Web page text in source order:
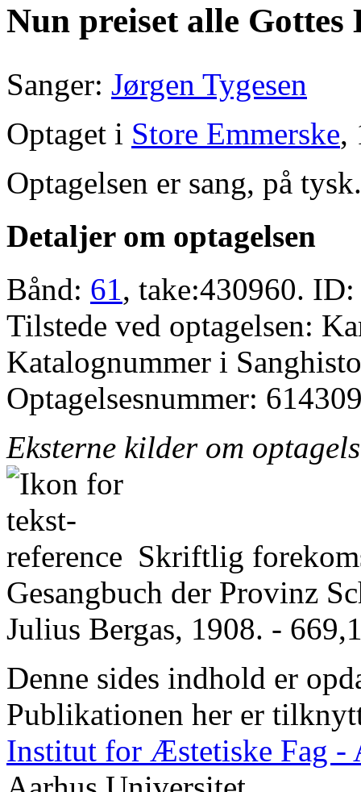
Nun preiset alle
Sanger: Jørgen Tygesen
Optaget i Store Emmerske,
Optagelsen er sang, på tysk.
Detaljer om optagelsen
Bånd: 61, take:430960.
Tilstede ved optagelsen:
Katalognummer i
Optagelsesnummer:
Eksterne kilder om
Skriftlig
Gesangbuch der Provinz
Julius Bergas, 1908. -
Denne sides indhold er
Publikationen her er
Institut for Æstetiske Fag -